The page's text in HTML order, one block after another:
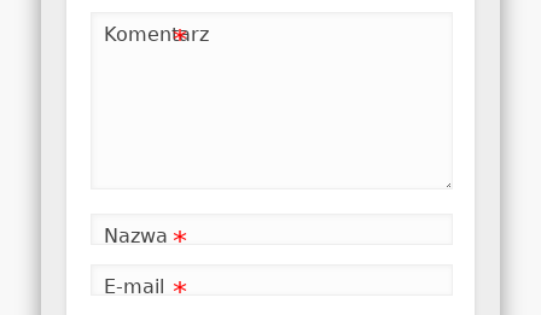
Komentarz
*
Nazwa *
E-mail *